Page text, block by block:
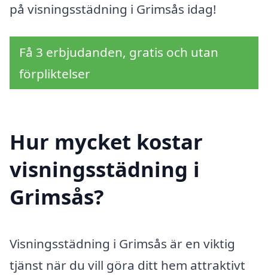
på visningsstädning i Grimsås idag!
Få 3 erbjudanden, gratis och utan
förpliktelser
Hur mycket kostar
visningsstädning i
Grimsås?
Visningsstädning i Grimsås är en viktig
tjänst när du vill göra ditt hem attraktivt